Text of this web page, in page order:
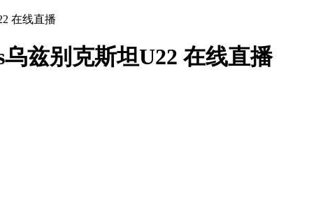
在线直播
兹别克斯坦U22 在线直播